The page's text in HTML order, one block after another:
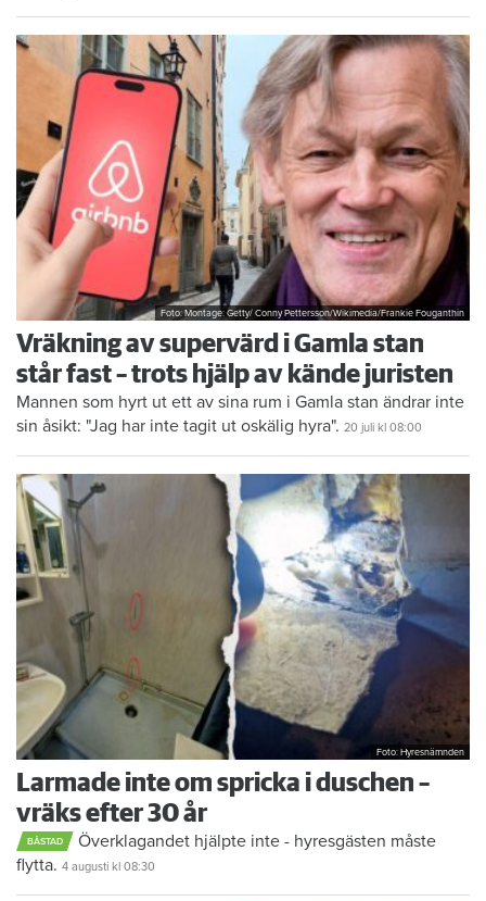
Foto: Montage: Getty/ Conny Pettersson/Wikimedia/Frankie Fouganthin
Vräkning av supervärd i Gamla stan
står fast – trots hjälp av kände juristen
Mannen som hyrt ut ett av sina rum i Gamla stan ändrar inte
sin åsikt: "Jag har inte tagit ut oskälig hyra". 20 juli kl 08:00
Foto: Hyresnämnden
Larmade inte om spricka i duschen –
vräks efter 30 år
BÅSTAD
Överklagandet hjälpte inte - hyresgästen måste
flytta. 4 augusti kl 08:30